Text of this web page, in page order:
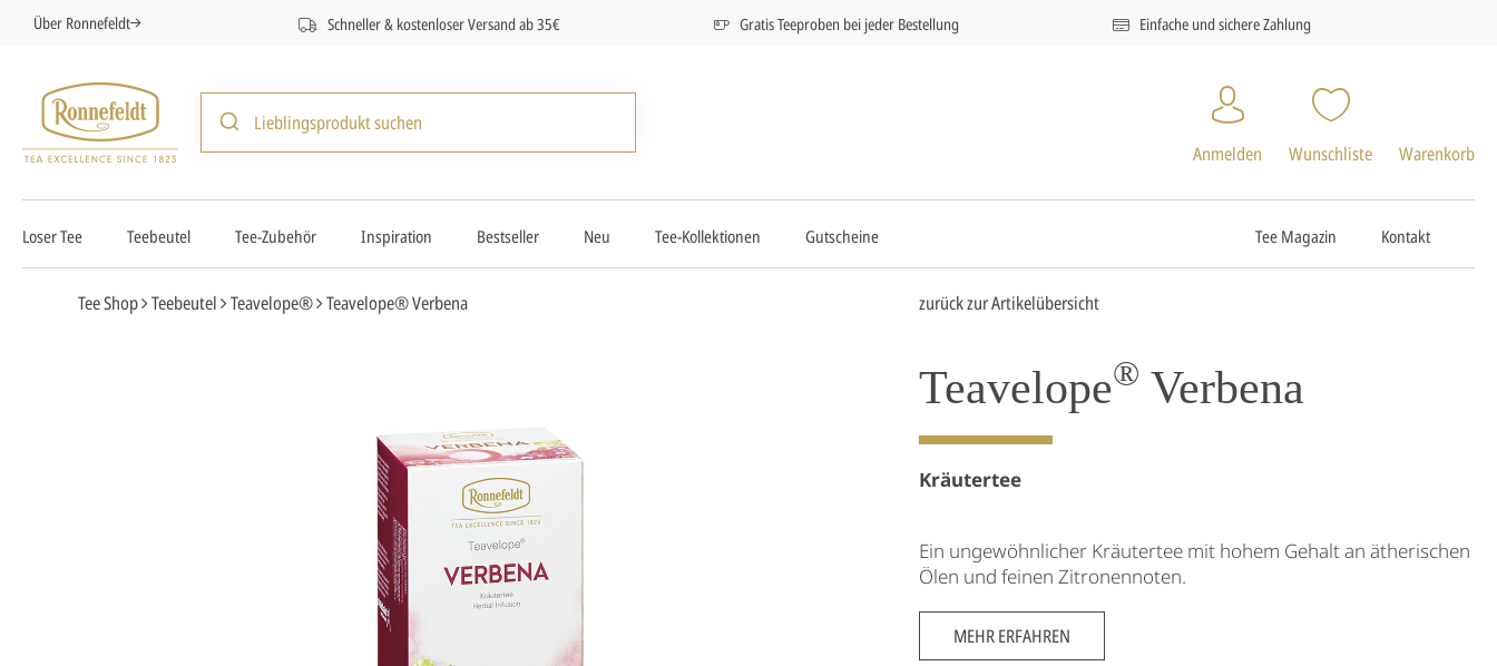
Über Ronnefeldt Schneller & kostenloser Versand ab 35€ Gratis Teeproben bei jeder Bestellung Einfache und sichere Zahlung
Anmelden Wunschliste Warenkorb
Loser Tee Teebeutel Tee-Zubehör Inspiration Bestseller Neu Tee-Kollektionen Gutscheine Tee Magazin Kontakt
Tee Shop Teebeutel Teavelope® Teavelope® Verbena zurück zur Artikelübersicht
Teavelope® Verbena
Kräutertee
Ein ungewöhnlicher Kräutertee mit hohem Gehalt an ätherischen
Ölen und feinen Zitronennoten.
MEHR ERFAHREN